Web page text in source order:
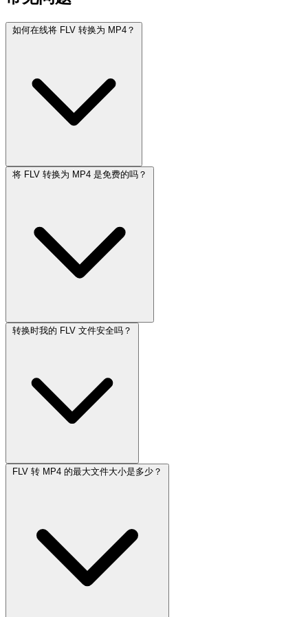
如何在线将 FLV 转换为 MP4？
将 FLV 转换为 MP4 是免费的吗？
转换时我的 FLV 文件安全吗？
FLV 转 MP4 的最大文件大小是多少？